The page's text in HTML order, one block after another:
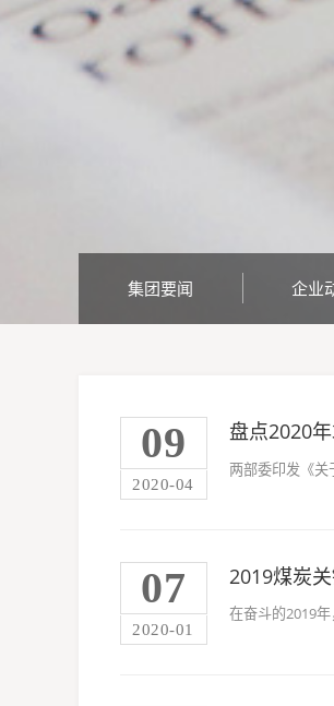
集团要闻 企业
09
2020-04
盘点2020
两部委印发《关
07
2020-01
2019煤炭
在奋斗的2019